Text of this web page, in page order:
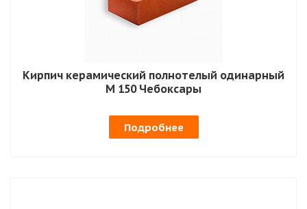
Кирпич керамический полнотелый одинарный
М 150 Чебоксары
Подробнее